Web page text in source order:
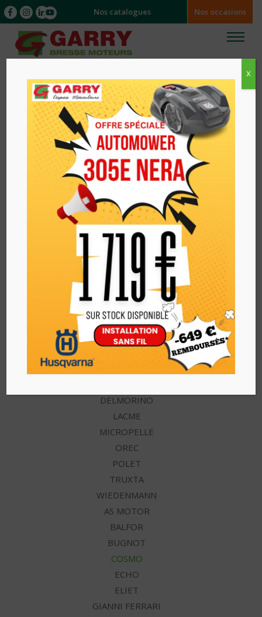
Nos catalogues Nos occasions
MARQUES / COSMO
Autres catégories
CARRAVAGGI
MAJAR
OREGON
DELMORINO
LACME
MICROPELLE
OREC
POLET
TRUXTA
WIEDENMANN
AS MOTOR
BALFOR
BUGNOT
COSMO
ECHO
ELIET
GIANNI FERRARI
X